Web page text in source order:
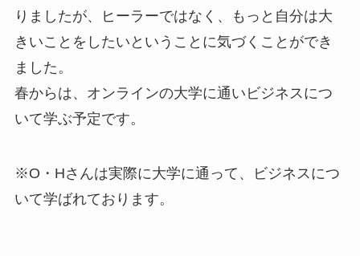
りましたが、ヒーラーではなく、もっと自分は大
きいことをしたいということに気づくことができ
ました。
春からは、オンラインの大学に通いビジネスにつ
いて学ぶ予定です。
※O・Hさんは実際に大学に通って、ビジネスにつ
いて学ばれております。